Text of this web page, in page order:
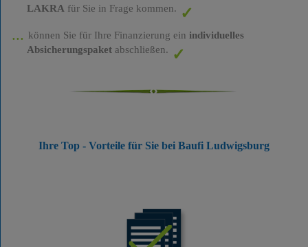
LAKRA für Sie in Frage kommen.
können Sie für Ihre Finanzierung ein individuelles
Absicherungspaketabschließen.
Ihre Top - Vorteile für Sie bei Baufi Ludwigsburg